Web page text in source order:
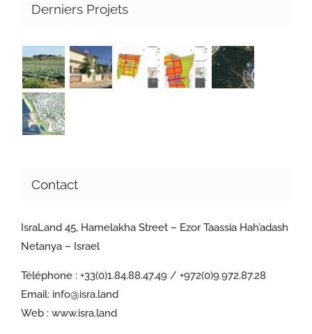
Derniers Projets
Contact
IsraLand 45, Hamelakha Street – Ezor Taassia Hah’adash
Netanya – Israel
Téléphone : +33(0)1.84.88.47.49 / +972(0)9.972.87.28
Email: info@isra.land
Web : www.isra.land